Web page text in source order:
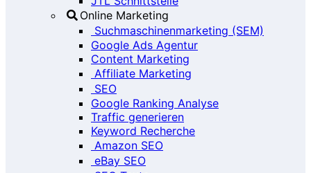
Online Marketing
Suchmaschinenmarketing (SEM)
Google Ads Agentur
Content Marketing
Affiliate Marketing
SEO
Google Ranking Analyse
Traffic generieren
Keyword Recherche
Amazon SEO
eBay SEO